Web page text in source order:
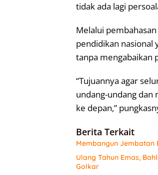
tidak ada lagi
Melalui
pendidikan nasional
tanpa mengabaikan
“Tujuannya agar
undang-undang dan
ke depan,”
Berita Terkait
Membangun Jembatan
Ulang Tahun Emas,
Golkar